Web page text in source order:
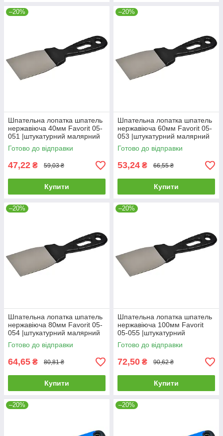
–20%
Шпательна лопатка шпатель
нержавіюча 40мм Favorit 05-
051 |штукатурний малярний
Шпательная лопатка
шпатель нержавеющая 40мм
Готово до відправки
47,22 ₴ 59,03 ₴
Купити
–20%
Шпательна лопатка шпатель
нержавіюча 60мм Favorit 05-
053 |штукатурний малярний
Шпательная лопатка
шпатель нержавеющая 60мм
Готово до відправки
53,24 ₴ 66,55 ₴
Купити
–20%
Шпательна лопатка шпатель
нержавіюча 80мм Favorit 05-
054 |штукатурний малярний
Шпательная лопатка
шпатель нержавеющая 80мм
Готово до відправки
64,65 ₴ 80,81 ₴
Купити
–20%
Шпательна лопатка шпатель
нержавіюча 100мм Favorit
05-055 |штукатурний
малярний Шпательная
лопатка шпатель
Готово до відправки
72,50 ₴ 90,62 ₴
Купити
–20% –20%